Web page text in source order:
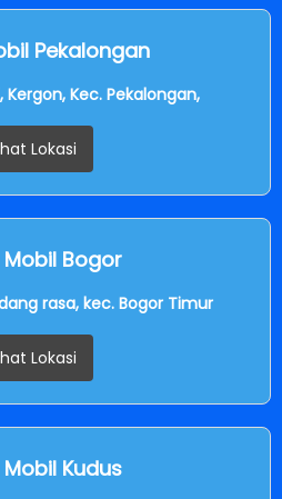
Pekalongan
Kergon, Kec. Pekalongan,
Lokasi
Mobil Bogor
rasa, kec. Bogor Timur
Lokasi
Kudus